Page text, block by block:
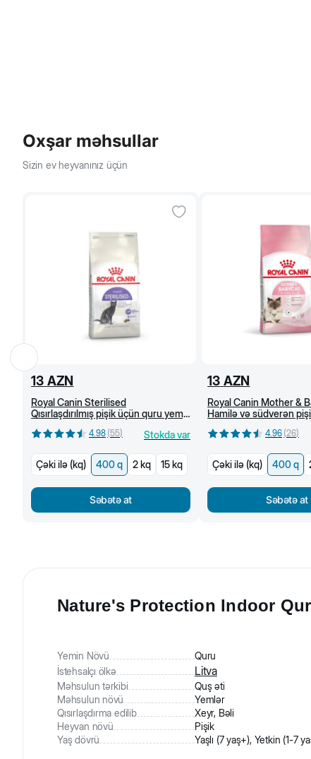
Oxşar məhsullar
Sizin ev heyvanınız üçün
13 AZN
Royal Canin Sterilised
Qısırlaşdırılmış pişik üçün quru yem,
4.98 (55) Stokda var
Çəki ilə (kq) 400 q 2 kq 15 kq
Səbətə at
13 AZN
Royal Canin Mother &
Hamilə və südverən
4.96 (26)
Çəki ilə (kq) 400 q
Səbətə at
Nature's Protection Indoor
Yemin Növü
Quru
İstehsalçı ölkə
Litva
Məhsulun tərkibi
Quş əti
Məhsulun növü
Yemlər
Qısırlaşdırma edilib
Xeyr, Bəli
Heyvan növü
Pişik
Yaş dövrü
Yaşlı (7 yaş+), Yetkin (1-7